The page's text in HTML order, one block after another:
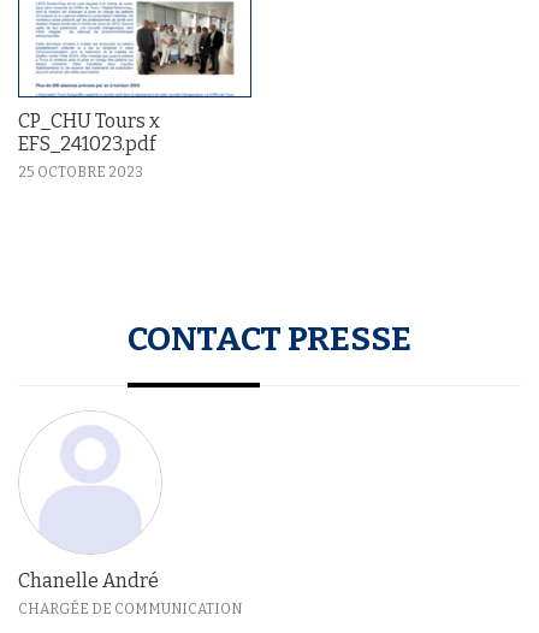
CP_CHU Tours x
EFS_241023.pdf
25 OCTOBRE 2023
CONTACT PRESSE
Chanelle André
CHARGÉE DE COMMUNICATION